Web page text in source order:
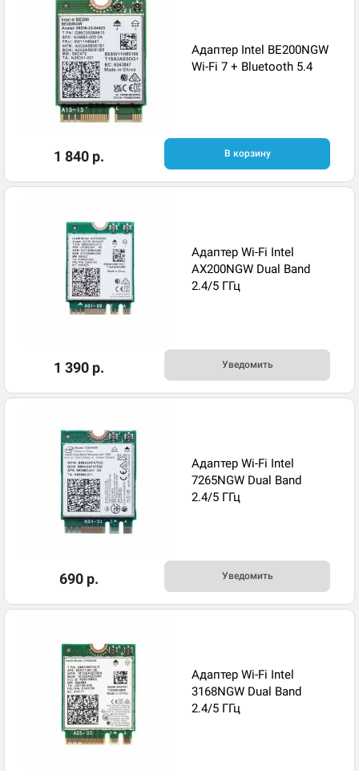
Адаптер Intel BE200NGW
Wi-Fi 7 + Bluetooth 5.4
1 840 р. В корзину
Адаптер Wi-Fi Intel
AX200NGW Dual Band
2.4/5 ГГц
1 390 р. Уведомить
Адаптер Wi-Fi Intel
7265NGW Dual Band
2.4/5 ГГц
690 р. Уведомить
Адаптер Wi-Fi Intel
3168NGW Dual Band
2.4/5 ГГц